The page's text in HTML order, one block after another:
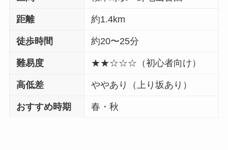
距離 約1.4km
徒歩時間 約20〜25分
難易度 ★★☆☆☆（初心者向け）
高低差 ややあり（上り坂あり）
おすすめ時期 春・秋